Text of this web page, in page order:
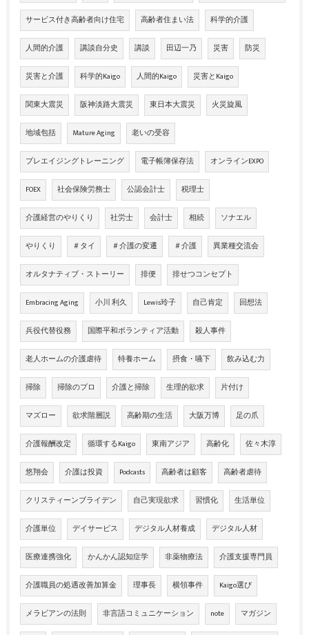
サービス付き高齢者向け住宅 高齢者住まい法 科学的介護
人間的介護 講談自分史 講談 田辺一乃 災害 防災
災害と介護 科学的Kaigo 人間的Kaigo 災害とKaigo
関東大震災 阪神淡路大震災 東日本大震災 火災旋風
地域包括 Mature Aging 老いの受容
プレエイジングトレーニング 電子帳簿保存法 オンラインEXPO
FOEX 社会保険労務士 公認会計士 税理士
介護経営のやりくり 社労士 会計士 相続 ソナエル
やりくり ＃タイ ＃介護の変遷 ＃介護 異業種交流会
オルタナティブ・ストーリー 排便 排せつコンセプト
Embracing Aging 小川 利久 Lewis玲子 自己肯定 回想法
兵役代替役務 国際平和ボランティア活動 殺人事件
老人ホームの介護虐待 特養ホーム 摂食・嚥下 飲み込む力
掃除 掃除のプロ 介護と掃除 生理的欲求 片付け
マズロー 欲求階層説 高齢期の生活 大阪万博 足の爪
介護報酬改定 循環するKaigo 東南アジア 高齢化 佐々木淳
悠翔会 介護は投資 Podcasts 高齢者は顧客 高齢者虐待
クリスティーンブライデン 自己実現欲求 習慣化 生活単位
介護単位 デイサービス デジタル人材養成 デジタル人材
医療連携強化 かんかん認知症学 非薬物療法 介護支援専門員
介護職員の処遇改善加算金 理事長 横領事件 Kaigo選び
メラビアンの法則 非言語コミュニケーション note マガジン